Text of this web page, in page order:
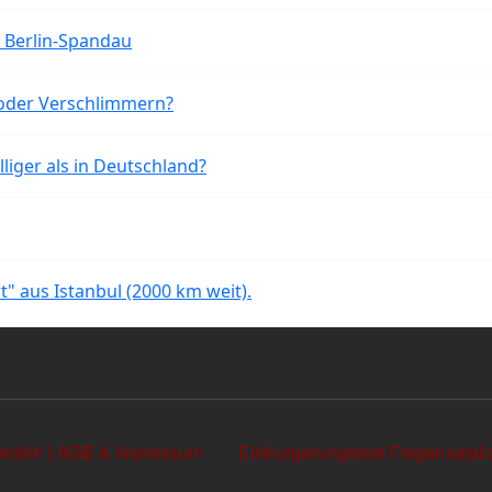
Spandau
Verschlimmern?
als in Deutschland?
aus Istanbul (2000 km weit).
| AGB & Impressum Einbürgerungstest